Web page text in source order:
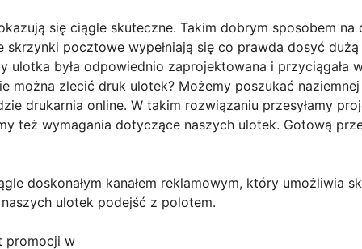
się ciągle skuteczne. Takim dobrym sposobem
skrzynki pocztowe wypełniają się co prawda dosyć
ulotka była odpowiednio zaprojektowana i przyciągała
można zlecić druk ulotek? Możemy poszukać
drukarnia online. W takim rozwiązaniu przesyłamy
też wymagania dotyczące naszych ulotek. Gotową
doskonałym kanałem reklamowym, który umożliwia
ulotek podejść z polotem.
promocji w